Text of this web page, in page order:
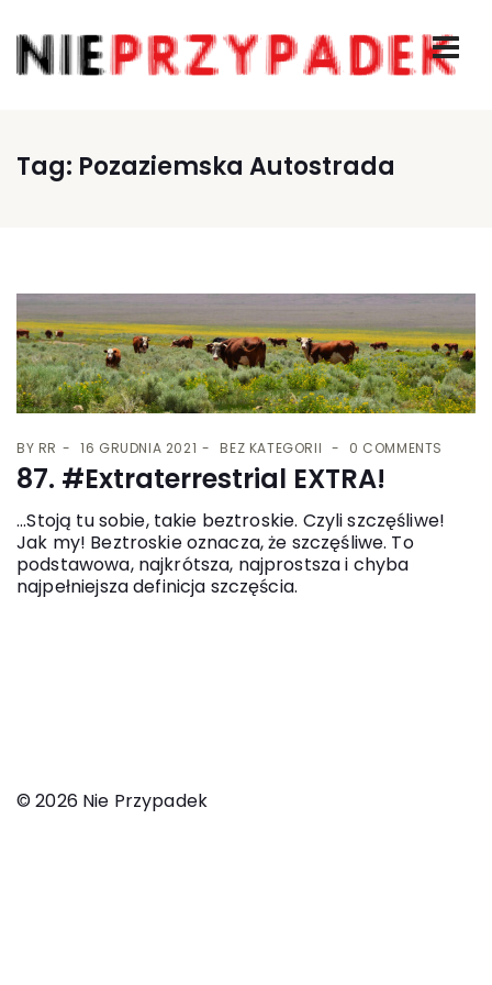
Tag: Pozaziemska Autostrada
BY RR 16 GRUDNIA 2021 BEZ KATEGORII 0 COMMENTS
87. #Extraterrestrial EXTRA!
...Stoją tu sobie, takie beztroskie. Czyli szczęśliwe!
Jak my! Beztroskie oznacza, że szczęśliwe. To
podstawowa, najkrótsza, najprostsza i chyba
najpełniejsza definicja szczęścia.
© 2026 Nie Przypadek